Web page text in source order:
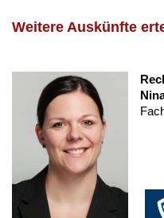
Weitere Auskünfte